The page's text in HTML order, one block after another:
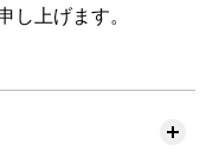
し上げます。